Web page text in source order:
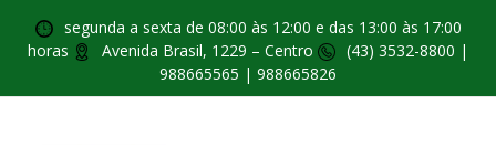
segunda a sexta de 08:00 às 12:00 e das 13:00 às 17:00
horas
Avenida Brasil, 1229 – Centro
(43) 3532-8800 |
988665565 | 988665826